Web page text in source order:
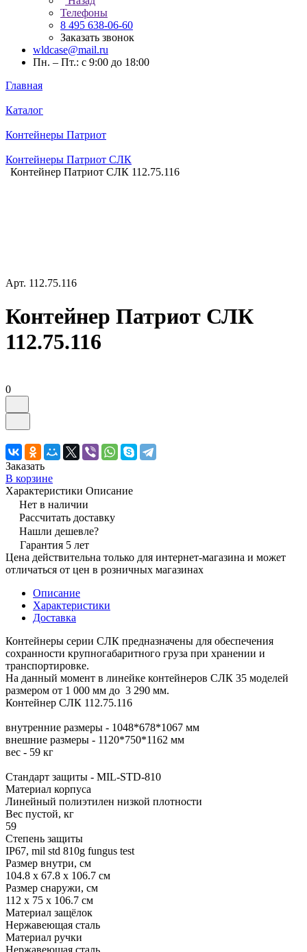
Телефоны
8 495 638-06-60
Заказать звонок
wldcase@mail.ru
Пн. – Пт.: с 9:00 до 18:00
Главная
Каталог
Контейнеры Патриот
Контейнеры Патриот CЛК
Контейнер Патриот СЛК 112.75.116
Арт. 112.75.116
Контейнер Патриот СЛК
112.75.116
0
Заказать
В корзине
Характеристики Описание
Нет в наличии
Рассчитать доставку
Нашли дешевле?
Гарантия 5 лет
Цена действительна только для интернет-магазина и может
отличаться от цен в розничных магазинах
Описание
Характеристики
Доставка
Контейнеры серии СЛК предназначены для обеспечения
сохранности крупногабаритного груза при хранении и
транспортировке.
На данный момент в линейке контейнеров СЛК 35 моделей
размером от 1 000 мм до 3 290 мм.
Контейнер СЛК 112.75.116
внутренние размеры - 1048*678*1067 мм
внешние размеры - 1120*750*1162 мм
вес - 59 кг
Стандарт защиты - MIL-STD-810
Материал корпуса
Линейный полиэтилен низкой плотности
Вес пустой, кг
59
Степень защиты
IP67, mil std 810g fungus test
Размер внутри, см
104.8 x 67.8 x 106.7 см
Размер снаружи, см
112 x 75 x 106.7 см
Материал защёлок
Нержавеющая сталь
Материал ручки
Нержавеющая сталь